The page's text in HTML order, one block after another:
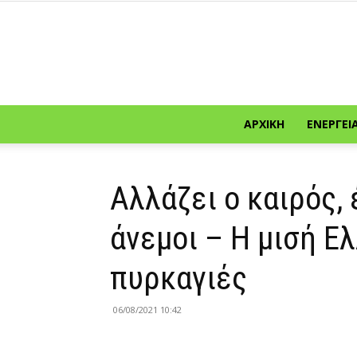
ΑΡΧΙΚΉ
Αλλάζει ο καιρός,
άνεμοι – Η μισή
πυρκαγιές
06/08/2021 10:42